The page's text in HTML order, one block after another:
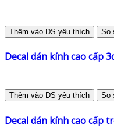
Thêm vào DS yêu thích So
Decal dán kính cao cấp
Thêm vào DS yêu thích So
Decal dán kính cao cấp